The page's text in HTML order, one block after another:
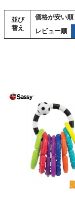
並び
替え
価格が安い順
レビュー順